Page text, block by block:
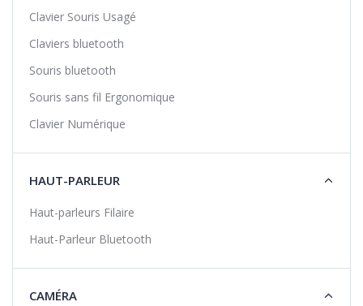
Clavier Souris Usagé
Claviers bluetooth
Souris bluetooth
Souris sans fil Ergonomique
Clavier Numérique
HAUT-PARLEUR
Haut-parleurs Filaire
Haut-Parleur Bluetooth
CAMÉRA